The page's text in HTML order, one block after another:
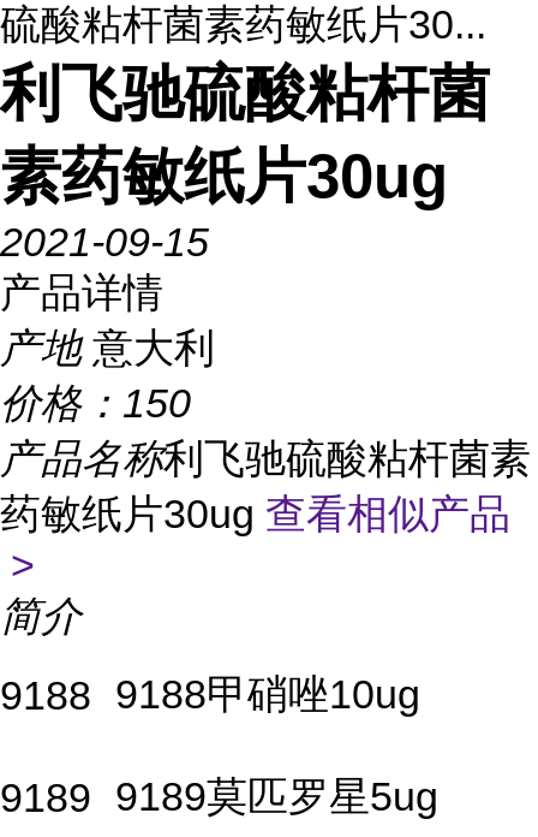
硫酸粘杆菌素药敏纸片30...
利飞驰硫酸粘杆菌
素药敏纸片30ug
2021-09-15
产品详情
产地 意大利
价格： 150
产品名称利飞驰硫酸粘杆菌素
药敏纸片30ug 查看相似产品
>
简介
9188 9188甲硝唑10ug
9189 9189莫匹罗星5ug